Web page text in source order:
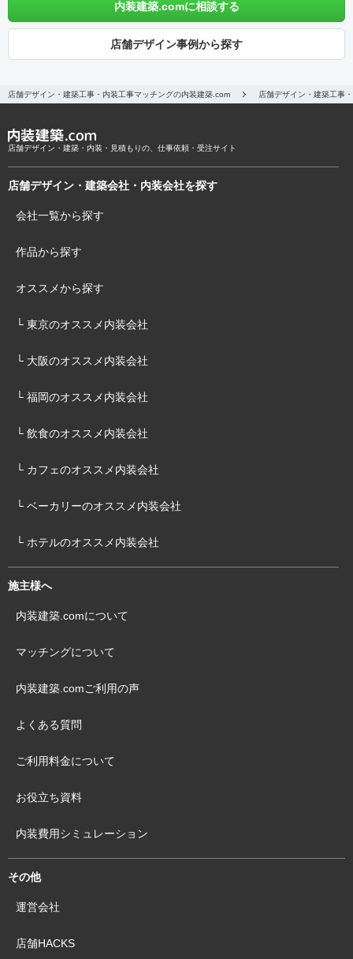
内装建築.comに相談する
店舗デザイン事例から探す
店舗デザイン・建築工事・内装工事マッチングの内装建築.com 店舗デザイン・建築工事
店舗デザイン・建築・内装・見積もりの、仕事依頼・受注サイト
店舗デザイン・建築会社・内装会社を探す
会社一覧から探す
作品から探す
オススメから探す
└ 東京のオススメ内装会社
└ 大阪のオススメ内装会社
└ 福岡のオススメ内装会社
└ 飲食のオススメ内装会社
└ カフェのオススメ内装会社
└ ベーカリーのオススメ内装会社
└ ホテルのオススメ内装会社
施主様へ
内装建築.comについて
マッチングについて
内装建築.comご利用の声
よくある質問
ご利用料金について
お役立ち資料
内装費用シミュレーション
その他
運営会社
店舗HACKS